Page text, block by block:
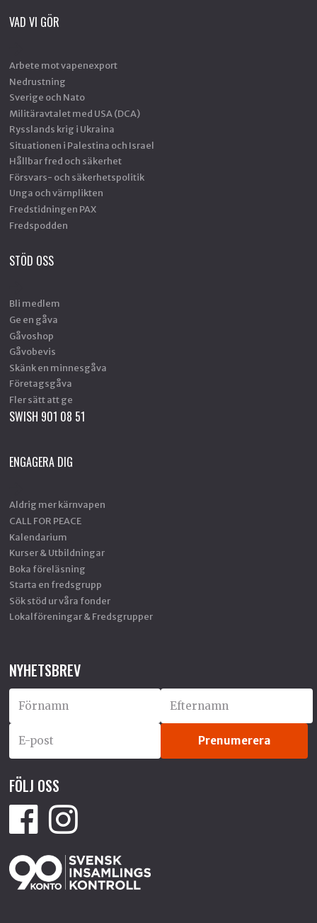
VAD VI GÖR
Arbete mot vapenexport
Nedrustning
Sverige och Nato
Militäravtalet med USA (DCA)
Rysslands krig i Ukraina
Situationen i Palestina och Israel
Hållbar fred och säkerhet
Försvars- och säkerhetspolitik
Unga och värnplikten
Fredstidningen PAX
Fredspodden
STÖD OSS
Bli medlem
Ge en gåva
Gåvoshop
Gåvobevis
Skänk en minnesgåva
Företagsgåva
Fler sätt att ge
SWISH 901 08 51
ENGAGERA DIG
Aldrig mer kärnvapen
CALL FOR PEACE
Kalendarium
Kurser & Utbildningar
Boka föreläsning
Starta en fredsgrupp
Sök stöd ur våra fonder
Lokalföreningar & Fredsgrupper
NYHETSBREV
FÖLJ OSS